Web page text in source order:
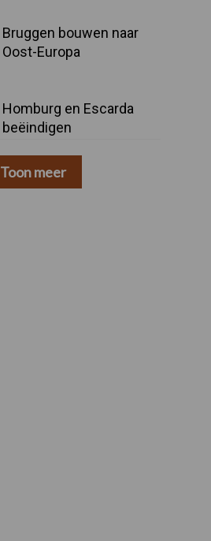
Bruggen bouwen naar
Oost-Europa
Homburg en Escarda
beëindigen
Toon meer